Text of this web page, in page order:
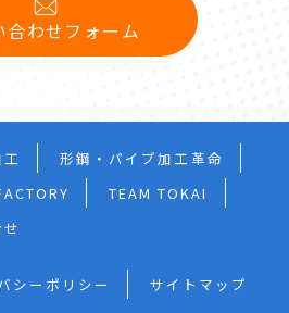
合わせフォーム
形鋼・パイプ加工革命
TEAM TOKAI
シーポリシー サイトマップ